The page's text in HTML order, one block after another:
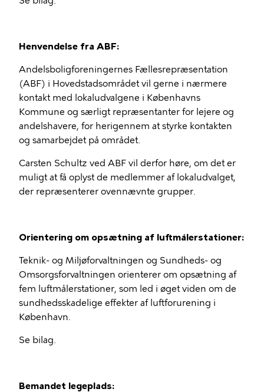
Henvendelse fra ABF:
Andelsboligforeningernes Fællesrepræsentation
(ABF) i Hovedstadsområdet vil gerne i nærmere
kontakt med lokaludvalgene i Københavns
Kommune og særligt repræsentanter for lejere og
andelshavere, for herigennem at styrke kontakten
og samarbejdet på området.
Carsten Schultz ved ABF vil derfor høre, om det er
muligt at få oplyst de medlemmer af lokaludvalget,
der repræsenterer ovennævnte grupper.
Orientering om opsætning af luftmålerstationer:
Teknik- og Miljøforvaltningen og Sundheds- og
Omsorgsforvaltningen orienterer om opsætning af
fem luftmålerstationer, som led i øget viden om de
sundhedsskadelige effekter af luftforurening i
København.
Se bilag.
Bemandet legeplads: